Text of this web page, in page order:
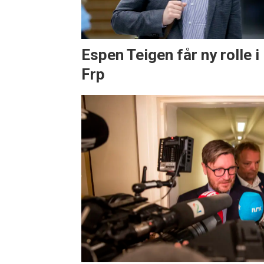
Espen Teigen får ny rolle i
Frp